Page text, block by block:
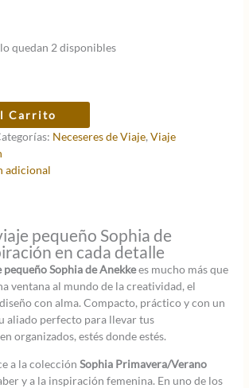
quedan 2 disponibles
Carrito
Neceseres de Viaje,Viaje
adicional
pequeño Sophia de
en cada detalle
pequeño Sophia de Anekkees mucho más que
ventana al mundo de la creatividad, el
con alma. Compacto, práctico y con un
aliado perfecto para llevar tus
organizados, estés donde estés.
a la colecciónSophia Primavera/Verano
y a la inspiración femenina. En uno de los